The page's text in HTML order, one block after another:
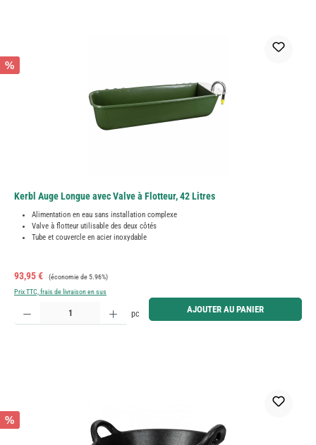
%
Kerbl Auge Longue avec Valve à Flotteur, 42 Litres
Alimentation en eau sans installation complexe
Valve à flotteur utilisable des deux côtés
Tube et couvercle en acier inoxydable
Prix de vente :
93,95 € Prix régulier :
(économie de 5.96%)
Prix TTC, frais de livraison en sus
Quantité de produit : Entrez la quantité souhaitée ou utilisez les boutons pour augmenter ou
pc AJOUTER AU PANIER
%